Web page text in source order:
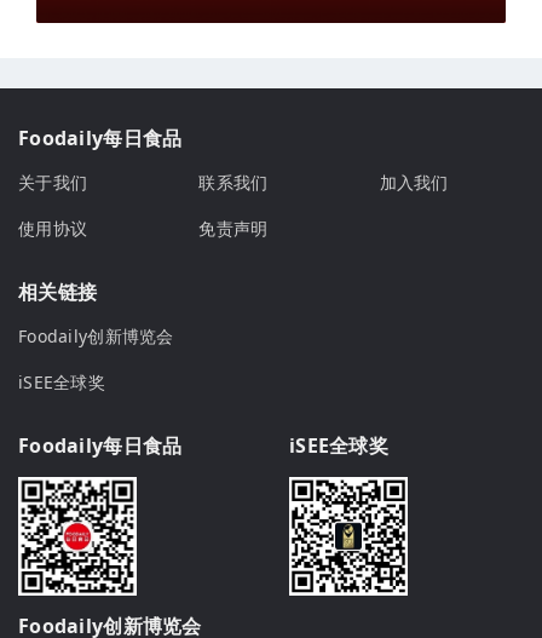
Foodaily每日食品
关于我们 联系我们
加入我们
使用协议
免责声明
相关链接
Foodaily创新博览会
iSEE全球奖
Foodaily每日食品 iSEE全球奖
Foodaily创新博览会